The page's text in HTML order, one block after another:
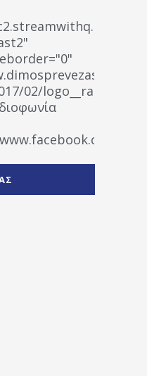
wp-
02/
" artist="" ]